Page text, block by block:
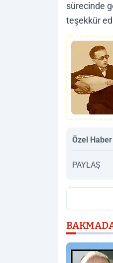
sürecinde
teşekkür
Özel Haber
PAYLAŞ